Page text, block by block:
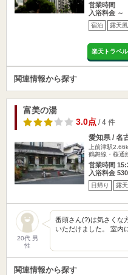
営業時間
入浴料金 ～
宿泊 露天
楽天トラベ
関連情報から探す
富美の湯
3.0点/ 4 件
愛知県 / 名
上前津駅
鶴舞線・桜通
営業時間
入浴料金
日帰り 露
20代 男
性
番頭さん(?)は気さくな
いただけました。 室内
関連情報から探す